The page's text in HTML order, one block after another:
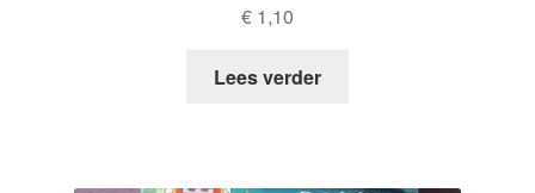
€ 1,10
Lees verder